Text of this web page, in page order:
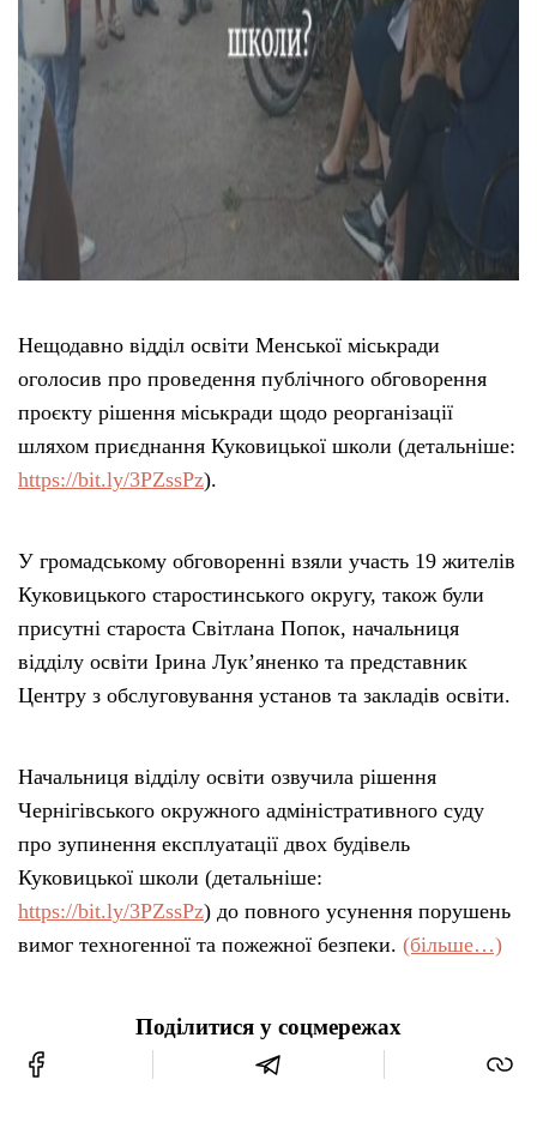
Нещодавно відділ освіти Менської міськради
оголосив про проведення публічного обговорення
проєкту рішення міськради щодо реорганізації
шляхом приєднання Куковицької школи (детальніше:
https://bit.ly/3PZssPz).
У громадському обговоренні взяли участь 19 жителів
Куковицького старостинського округу, також були
присутні староста Світлана Попок, начальниця
відділу освіти Ірина Лук’яненко та представник
Центру з обслуговування установ та закладів освіти.
Начальниця відділу освіти озвучила рішення
Чернігівського окружного адміністративного суду
про зупинення експлуатації двох будівель
Куковицької школи (детальніше:
https://bit.ly/3PZssPz) до повного усунення порушень
вимог техногенної та пожежної безпеки. (більше…)
Поділитися у соцмережах